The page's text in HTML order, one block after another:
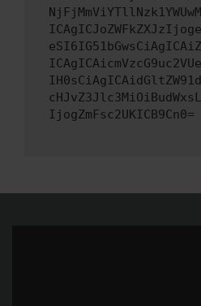
IjogZmFsc2UKICB9Cn0=